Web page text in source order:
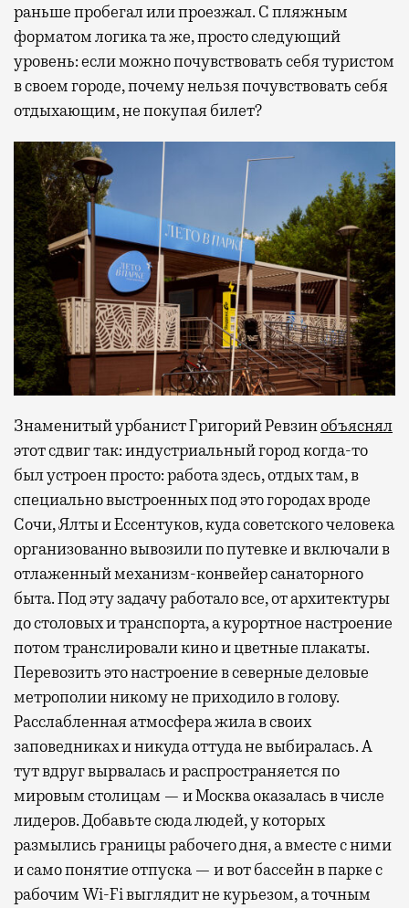
раньше пробегал или проезжал. С пляжным
форматом логика та же, просто следующий
уровень: если можно почувствовать себя туристом
в своем городе, почему нельзя почувствовать себя
отдыхающим, не покупая билет?
Знаменитый урбанист Григорий Ревзинобъяснял
этот сдвиг так: индустриальный город когда-то
был устроен просто: работа здесь, отдых там, в
специально выстроенных под это городах вроде
Сочи, Ялты и Ессентуков, куда советского человека
организованно вывозили по путевке и включали в
отлаженный механизм-конвейер санаторного
быта. Под эту задачу работало все, от архитектуры
до столовых и транспорта, а курортное настроение
потом транслировали кино и цветные плакаты.
Перевозить это настроение в северные деловые
метрополии никому не приходило в голову.
Расслабленная атмосфера жила в своих
заповедниках и никуда оттуда не выбиралась. А
тут вдруг вырвалась и распространяется по
мировым столицам — и Москва оказалась в числе
лидеров. Добавьте сюда людей, у которых
размылись границы рабочего дня, а вместе с ними
и само понятие отпуска — и вот бассейн в парке с
рабочим Wi-Fi выглядит не курьезом, а точным